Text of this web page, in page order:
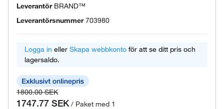
Leverantör BRAND™
Leverantörsnummer 703980
Logga in eller Skapa webbkonto för att se ditt pris och
lagersaldo.
1800.00 SEK
1747.77 SEK / Paket med 1